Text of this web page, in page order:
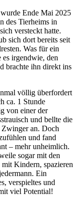
Ende Mai 2025
des Tierheims in
versteckt hatte.
sich dort bereits seit
Was für ein
irgendwie, den
brachte ihn direkt ins
völlig überfordert
ca. 1 Stunde
von einer der
und bellte die
Zwinger an. Doch
und fand
– mehr unheimlich.
sogar mit den
mit Kindern, spazieren
Ein
verspieltes und
viel Potential!